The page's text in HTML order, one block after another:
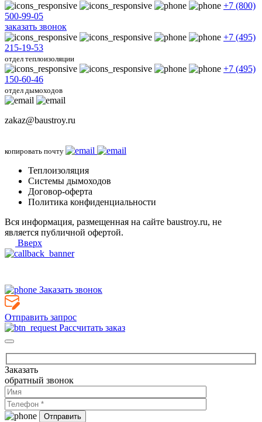
+7 (800)
500-99-05
заказать звонок
+7 (495)
215-19-53
отдел теплоизоляции
+7 (495)
150-60-46
отдел дымоходов
zakaz@baustroy.ru
копировать почту
Теплоизоляция
Системы дымоходов
Договор-оферта
Политика конфиденциальности
Вся информация, размещенная на сайте baustroy.ru, не
является публичной офертой.
Вверх
Заказать звонок
Отправить запрос
Рассчитать заказ
Заказать
обратный звонок